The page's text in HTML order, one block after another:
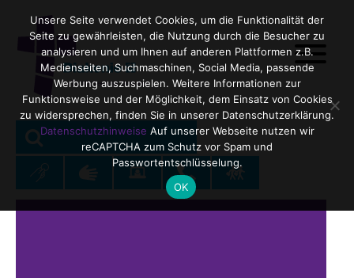
Search
for:
SEARCH
Unsere Seite verwendet Cookies, um die Funktionalität der
Seite zu gewährleisten, die Nutzung durch die Besucher zu
analysieren und um Ihnen auf anderen Plattformen z.B.
Medienseiten, Suchmaschinen, Social Media, passende
Werbung auszuspielen. Weitere Informationen zur
Funktionsweise und der Möglichkeit, dem Einsatz von Cookies
zu widersprechen, finden Sie in unserer Datenschutzerklärung.
Datenschutzhinweise Auf unserer Webseite nutzen wir
reCAPTCHA zum Schutz vor Spam und
Passwortentschlüsselung.
OK